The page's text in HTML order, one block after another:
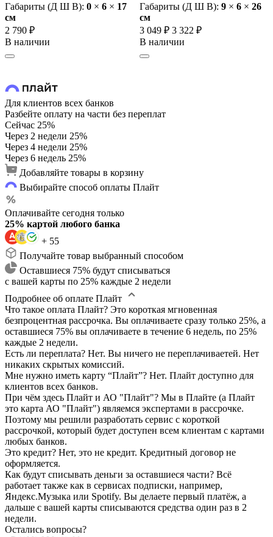
Габариты (Д Ш В): 0 × 6 × 17
cм
2 790 ₽
В наличии
Габариты (Д Ш В): 9 × 6 × 26
cм
3 049 ₽ 3 322 ₽
В наличии
Для клиентов всех банков
Разбейте оплату на части без переплат
Сейчас 25%
Через 2 недели 25%
Через 4 недели 25%
Через 6 недель 25%
Добавляйте товары в корзину
Выбирайте способ оплаты Плайт
Оплачивайте сегодня только
25% картой любого банка
+ 55
Получайте товар выбранный способом
Оставшиеся 75% будут списываться
с вашей карты по 25% каждые 2 недели
Подробнее об оплате Плайт
Что такое оплата Плайт? Это короткая мгновенная
безпроцентная рассрочка. Вы оплачиваете сразу только 25%, а
оставшиеся 75% вы оплачиваете в течение 6 недель, по 25%
каждые 2 недели.
Есть ли переплата? Нет. Вы ничего не переплачиваетей. Нет
никаких скрытых комиссий.
Мне нужно иметь карту “Плайт”? Нет. Плайт доступно для
клиентов всех банков.
При чём здесь Плайт и АО "Плайт"? Мы в Плайте (а Плайт
это карта АО "Плайт") являемся экспертами в рассрочке.
Поэтому мы решили разработать сервис с короткой
рассрочкой, который будет доступен всем клиентам с картами
любых банков.
Это кредит? Нет, это не кредит. Кредитный договор не
оформляется.
Как будут списывать деньги за оставшиеся части? Всё
работает также как в сервисах подписки, например,
Яндекс.Музыка или Spotify. Вы делаете первый платёж, а
дальше с вашей карты списываются средства один раз в 2
недели.
Остались вопросы?